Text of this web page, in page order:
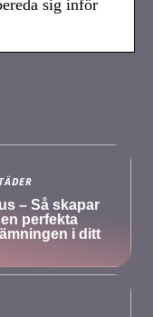
sig inför
– Så skapar
perfekta
i ditt